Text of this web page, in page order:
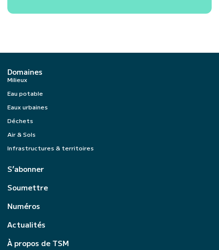
Domaines
Milieux
Eau potable
Eaux urbaines
Déchets
Air & Sols
Infrastructures & territoires
S’abonner
Soumettre
Numéros
Actualités
À propos de TSM